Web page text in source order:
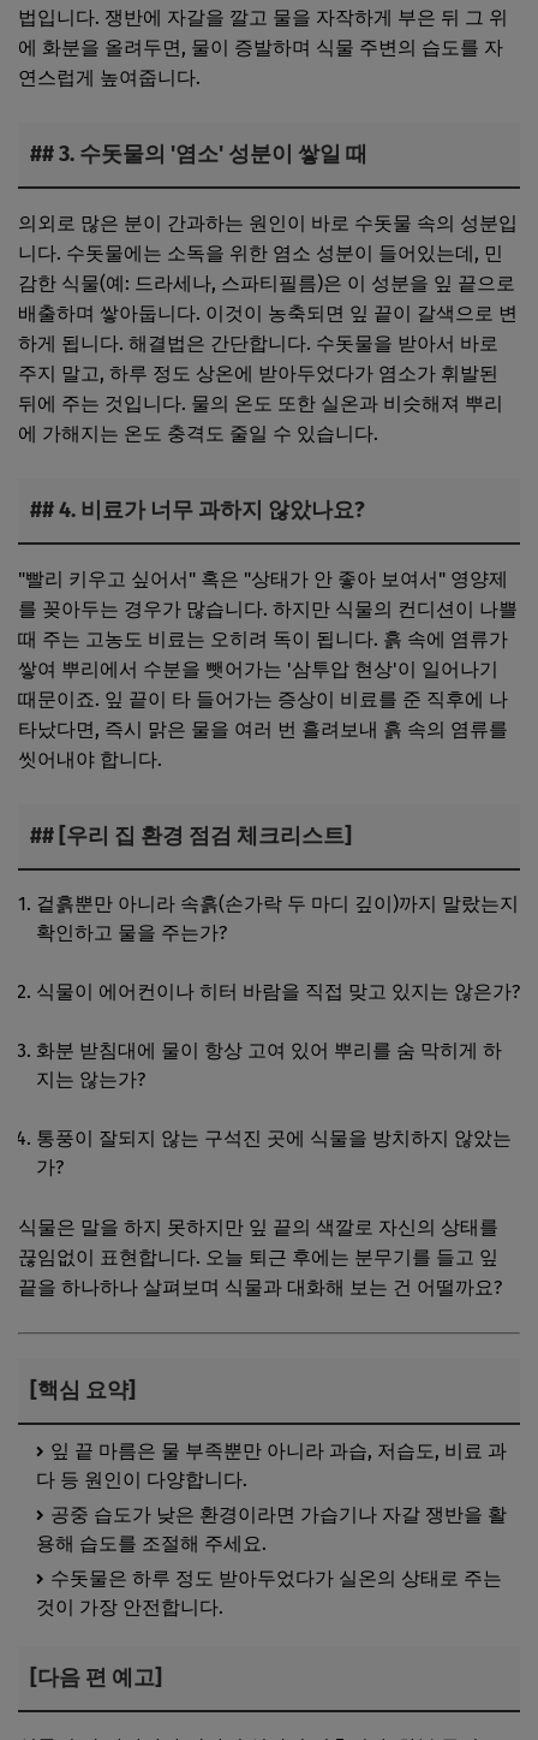
법입니다. 쟁반에 자갈을 깔고 물을 자작하게 부은 뒤 그 위
에 화분을 올려두면, 물이 증발하며 식물 주변의 습도를 자
연스럽게 높여줍니다.
## 3. 수돗물의 '염소' 성분이 쌓일 때
의외로 많은 분이 간과하는 원인이 바로 수돗물 속의 성분입
니다. 수돗물에는 소독을 위한 염소 성분이 들어있는데, 민
감한 식물(예: 드라세나, 스파티필름)은 이 성분을 잎 끝으로
배출하며 쌓아둡니다. 이것이 농축되면 잎 끝이 갈색으로 변
하게 됩니다. 해결법은 간단합니다. 수돗물을 받아서 바로
주지 말고, 하루 정도 상온에 받아두었다가 염소가 휘발된
뒤에 주는 것입니다. 물의 온도 또한 실온과 비슷해져 뿌리
에 가해지는 온도 충격도 줄일 수 있습니다.
## 4. 비료가 너무 과하지 않았나요?
"빨리 키우고 싶어서" 혹은 "상태가 안 좋아 보여서" 영양제
를 꽂아두는 경우가 많습니다. 하지만 식물의 컨디션이 나쁠
때 주는 고농도 비료는 오히려 독이 됩니다. 흙 속에 염류가
쌓여 뿌리에서 수분을 뺏어가는 '삼투압 현상'이 일어나기
때문이죠. 잎 끝이 타 들어가는 증상이 비료를 준 직후에 나
타났다면, 즉시 맑은 물을 여러 번 흘려보내 흙 속의 염류를
씻어내야 합니다.
## [우리 집 환경 점검 체크리스트]
겉흙뿐만 아니라 속흙(손가락 두 마디 깊이)까지 말랐는지
확인하고 물을 주는가?
식물이 에어컨이나 히터 바람을 직접 맞고 있지는 않은가?
화분 받침대에 물이 항상 고여 있어 뿌리를 숨 막히게 하
지는 않는가?
통풍이 잘되지 않는 구석진 곳에 식물을 방치하지 않았는
가?
식물은 말을 하지 못하지만 잎 끝의 색깔로 자신의 상태를
끊임없이 표현합니다. 오늘 퇴근 후에는 분무기를 들고 잎
끝을 하나하나 살펴보며 식물과 대화해 보는 건 어떨까요?
[핵심 요약]
잎 끝 마름은 물 부족뿐만 아니라 과습, 저습도, 비료 과
다 등 원인이 다양합니다.
공중 습도가 낮은 환경이라면 가습기나 자갈 쟁반을 활
용해 습도를 조절해 주세요.
수돗물은 하루 정도 받아두었다가 실온의 상태로 주는
것이 가장 안전합니다.
[다음 편 예고]